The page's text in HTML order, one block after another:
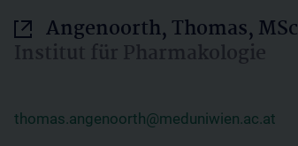
Angenoorth, Thomas, MSc
Institut für Pharmakologie
thomas.angenoorth@meduniwien.ac.at